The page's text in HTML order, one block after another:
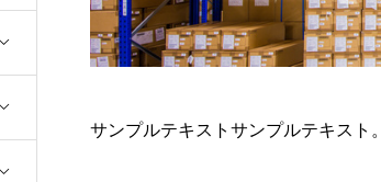
サンプルテキストサンプルテキスト。